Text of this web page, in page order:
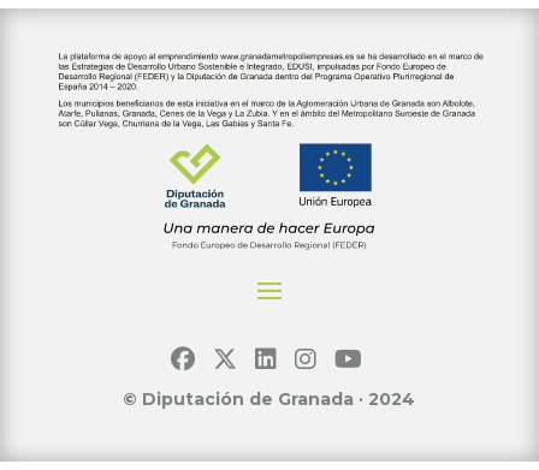
© Diputación de Granada · 2024